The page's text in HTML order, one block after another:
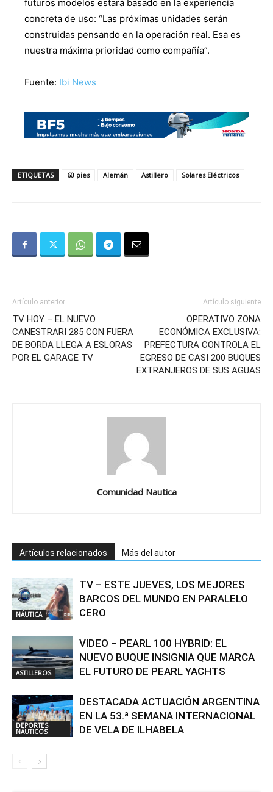
futuros modelos estará basado en la experiencia
concreta de uso: “Las próximas unidades serán
construidas pensando en la operación real. Esa es
nuestra máxima prioridad como compañía”.
Fuente: Ibi News
ETIQUETAS 60 pies Alemán Astillero Solares Eléctricos
Artículo anterior
TV HOY – EL NUEVO
CANESTRARI 285 CON FUERA
DE BORDA LLEGA A ESLORAS
POR EL GARAGE TV
Artículo siguiente
OPERATIVO ZONA
ECONÓMICA EXCLUSIVA:
PREFECTURA CONTROLA EL
EGRESO DE CASI 200 BUQUES
EXTRANJEROS DE SUS AGUAS
Comunidad Nautica
Artículos relacionados Más del autor
NÁUTICA
TV – ESTE JUEVES, LOS MEJORES
BARCOS DEL MUNDO EN PARALELO
CERO
ASTILLEROS
VIDEO – PEARL 100 HYBRID: EL
NUEVO BUQUE INSIGNIA QUE MARCA
EL FUTURO DE PEARL YACHTS
DEPORTES
NÁUTICOS
DESTACADA ACTUACIÓN ARGENTINA
EN LA 53.ª SEMANA INTERNACIONAL
DE VELA DE ILHABELA